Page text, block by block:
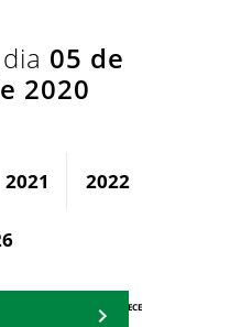
05 de
2020
2021 2022
AGENDA IPECE